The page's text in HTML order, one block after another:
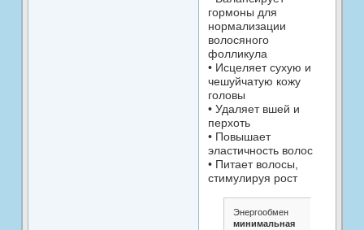
гормоны для
нормализации
волосяного
фолликула
• Исцеляет сухую и
чешуйчатую кожу
головы
• Удаляет вшей и
перхоть
• Повышает
эластичность волос
• Питает волосы,
стимулируя рост
Энергообмен
минимальная